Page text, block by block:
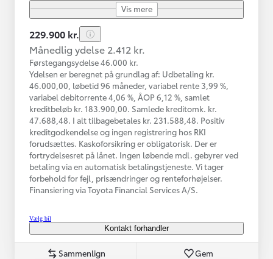
Vis mere
229.900 kr.
Månedlig ydelse 2.412 kr.
Førstegangsydelse 46.000 kr.
Ydelsen er beregnet på grundlag af: Udbetaling kr.
46.000,00, løbetid 96 måneder, variabel rente 3,99 %,
variabel debitorrente 4,06 %, ÅOP 6,12 %, samlet
kreditbeløb kr. 183.900,00. Samlede kreditomk. kr.
47.688,48. I alt tilbagebetales kr. 231.588,48. Positiv
kreditgodkendelse og ingen registrering hos RKI
forudsættes. Kaskoforsikring er obligatorisk. Der er
fortrydelsesret på lånet. Ingen løbende mdl. gebyrer ved
betaling via en automatisk betalingstjeneste. Vi tager
forbehold for fejl, prisændringer og renteforhøjelser.
Finansiering via Toyota Financial Services A/S.
Vælg bil
Kontakt forhandler
Sammenlign Gem